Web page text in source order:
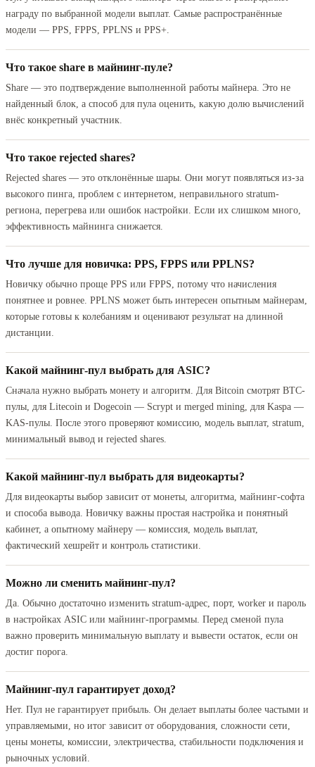
награду по выбранной модели выплат. Самые распространённые
модели — PPS, FPPS, PPLNS и PPS+.
Что такое share в майнинг-пуле?
Share — это подтверждение выполненной работы майнера. Это не
найденный блок, а способ для пула оценить, какую долю вычислений
внёс конкретный участник.
Что такое rejected shares?
Rejected shares — это отклонённые шары. Они могут появляться из-за
высокого пинга, проблем с интернетом, неправильного stratum-
региона, перегрева или ошибок настройки. Если их слишком много,
эффективность майнинга снижается.
Что лучше для новичка: PPS, FPPS или PPLNS?
Новичку обычно проще PPS или FPPS, потому что начисления
понятнее и ровнее. PPLNS может быть интересен опытным майнерам,
которые готовы к колебаниям и оценивают результат на длинной
дистанции.
Какой майнинг-пул выбрать для ASIC?
Сначала нужно выбрать монету и алгоритм. Для Bitcoin смотрят BTC-
пулы, для Litecoin и Dogecoin — Scrypt и merged mining, для Kaspa —
KAS-пулы. После этого проверяют комиссию, модель выплат, stratum,
минимальный вывод и rejected shares.
Какой майнинг-пул выбрать для видеокарты?
Для видеокарты выбор зависит от монеты, алгоритма, майнинг-софта
и способа вывода. Новичку важны простая настройка и понятный
кабинет, а опытному майнеру — комиссия, модель выплат,
фактический хешрейт и контроль статистики.
Можно ли сменить майнинг-пул?
Да. Обычно достаточно изменить stratum-адрес, порт, worker и пароль
в настройках ASIC или майнинг-программы. Перед сменой пула
важно проверить минимальную выплату и вывести остаток, если он
достиг порога.
Майнинг-пул гарантирует доход?
Нет. Пул не гарантирует прибыль. Он делает выплаты более частыми и
управляемыми, но итог зависит от оборудования, сложности сети,
цены монеты, комиссии, электричества, стабильности подключения и
рыночных условий.